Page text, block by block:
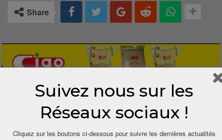
Share
LAISSER UN COMMENTAIRE
Votre adresse email ne sera pas publiée.
Suivez nous sur les
Réseaux sociaux !
Cliquez sur les boutons ci-dessous pour suivre les dernières actualités